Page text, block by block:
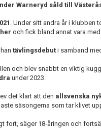
Warneryd såld till
. Under sitt andra år i klubben
och fick bland annat vara
tävlingsdebut i samband
och blev snabbt en viktig
under 2023.
det klart att den allsvenska
säsongerna som tar klivet
fort, säger 18-åringen och